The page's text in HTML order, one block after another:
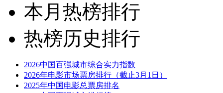
本月热榜排行
热榜历史排行
2026中国百强城市综合实力指数
2026年电影市场票房排行（截止3月1日）
2025年中国电影总票房排名